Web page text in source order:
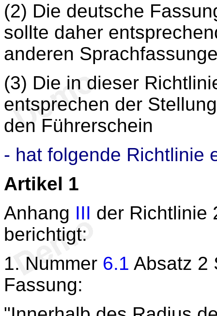
(2) Die deutsche
sollte daher
anderen
(3) Die in dieser
entsprechen der
den Führerschein
- hat folgende Richtlinie
Artikel 1
Anhang III der Richtlinie
berichtigt:
1. Nummer 6.1 Absatz 2
Fassung: